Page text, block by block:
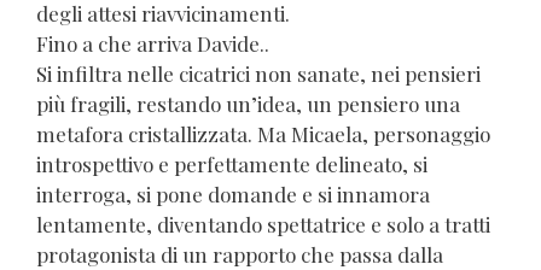
degli attesi riavvicinamenti.
Fino a che arriva Davide..
Si infiltra nelle cicatrici non sanate, nei pensieri
più fragili, restando un’idea, un pensiero una
metafora cristallizzata. Ma Micaela, personaggio
introspettivo e perfettamente delineato, si
interroga, si pone domande e si innamora
lentamente, diventando spettatrice e solo a tratti
protagonista di un rapporto che passa dalla